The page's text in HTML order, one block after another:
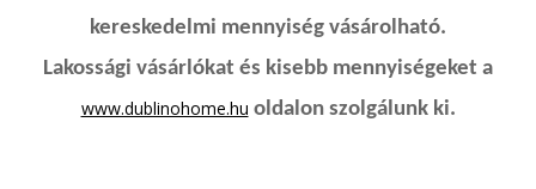
kereskedelmi mennyiség vásárolható.
Lakossági vásárlókat és kisebb mennyiségeket a
www.dublinohome.hu oldalon szolgálunk ki.